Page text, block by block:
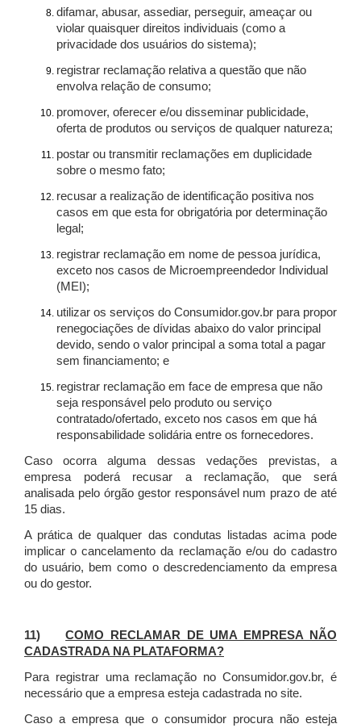
difamar, abusar, assediar, perseguir, ameaçar ou
violar quaisquer direitos individuais (como a
privacidade dos usuários do sistema);
registrar reclamação relativa a questão que não
envolva relação de consumo;
promover, oferecer e/ou disseminar publicidade,
oferta de produtos ou serviços de qualquer natureza;
postar ou transmitir reclamações em duplicidade
sobre o mesmo fato;
recusar a realização de identificação positiva nos
casos em que esta for obrigatória por determinação
legal;
registrar reclamação em nome de pessoa jurídica,
exceto nos casos de Microempreendedor Individual
(MEI);
utilizar os serviços do Consumidor.gov.br para propor
renegociações de dívidas abaixo do valor principal
devido, sendo o valor principal a soma total a pagar
sem financiamento; e
registrar reclamação em face de empresa que não
seja responsável pelo produto ou serviço
contratado/ofertado, exceto nos casos em que há
responsabilidade solidária entre os fornecedores.
Caso ocorra alguma dessas vedações previstas, a
empresa poderá recusar a reclamação, que será
analisada pelo órgão gestor responsável num prazo de até
15 dias.
A prática de qualquer das condutas listadas acima pode
implicar o cancelamento da reclamação e/ou do cadastro
do usuário, bem como o descredenciamento da empresa
ou do gestor.
11)COMO RECLAMAR DE UMA EMPRESA NÃO
CADASTRADA NA PLATAFORMA?
Para registrar uma reclamação no Consumidor.gov.br, é
necessário que a empresa esteja cadastrada no site.
Caso a empresa que o consumidor procura não esteja